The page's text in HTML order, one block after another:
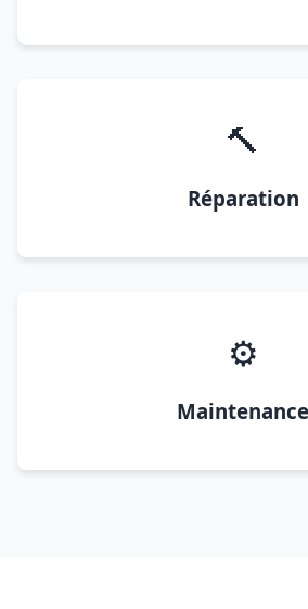
🔨
Réparation
⚙️
Maintenance